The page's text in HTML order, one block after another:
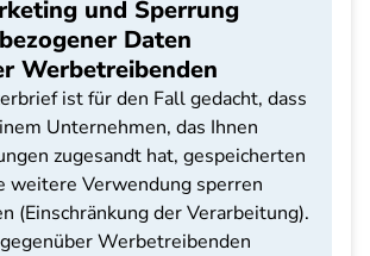
und Sperrung
Daten
Werbetreibenden
ist für den Fall gedacht, dass
Unternehmen, das Ihnen
zugesandt hat, gespeicherten
weitere Verwendung sperren
(Einschränkung der Verarbeitung).
Werbetreibenden